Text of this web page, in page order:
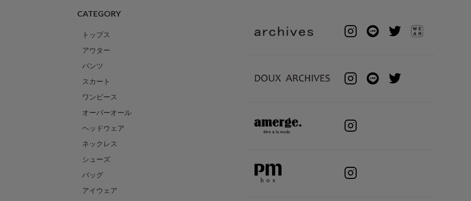
CATEGORY
トップス
アウター
パンツ
スカート
ワンピース
オーバーオール
ヘッドウェア
ネックレス
シューズ
バッグ
アイウェア